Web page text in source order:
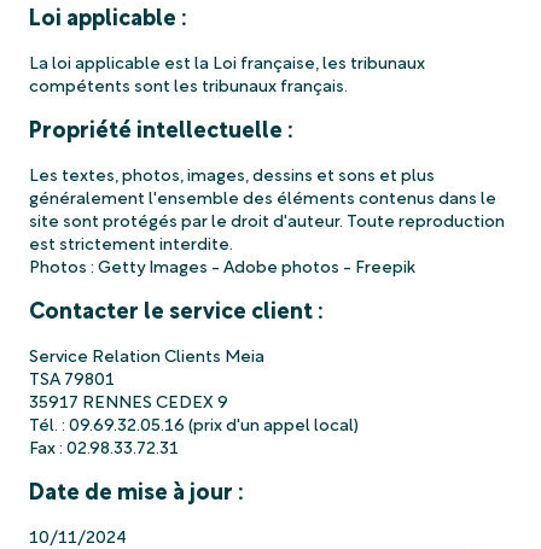
Loi applicable :
La loi applicable est la Loi française, les tribunaux
compétents sont les tribunaux français.
Propriété intellectuelle :
Les textes, photos, images, dessins et sons et plus
généralement l'ensemble des éléments contenus dans le
site sont protégés par le droit d'auteur. Toute reproduction
est strictement interdite.
Photos : Getty Images - Adobe photos - Freepik
Contacter le service client :
Service Relation Clients Meia
TSA 79801
35917 RENNES CEDEX 9
Tél. : 09.69.32.05.16 (prix d'un appel local)
Fax : 02.98.33.72.31
Date de mise à jour :
10/11/2024